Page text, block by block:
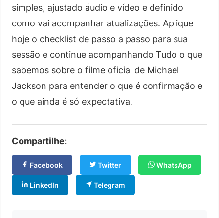
simples, ajustado áudio e vídeo e definido
como vai acompanhar atualizações. Aplique
hoje o checklist de passo a passo para sua
sessão e continue acompanhando Tudo o que
sabemos sobre o filme oficial de Michael
Jackson para entender o que é confirmação e
o que ainda é só expectativa.
Compartilhe:
Facebook Twitter WhatsApp
LinkedIn Telegram